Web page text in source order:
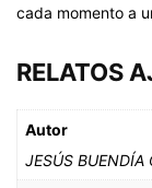
cada momento a
RELATOS
Autor
JESÚS BUENDÍA